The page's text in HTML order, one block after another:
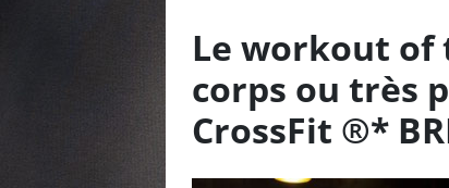
Le workout of
corps ou très
CrossFit ®*